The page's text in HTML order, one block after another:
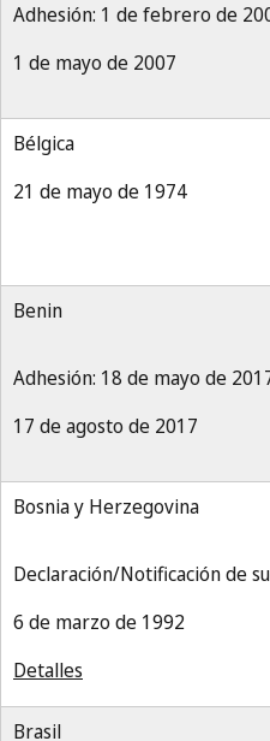
Adhesión: 1 de febrero de
1 de mayo de 2007
Bélgica
21 de mayo de 1974
Benin
Adhesión: 18 de mayo de
17 de agosto de 2017
Bosnia y Herzegovina
Declaración/Notificación de
6 de marzo de 1992
Detalles
Brasil